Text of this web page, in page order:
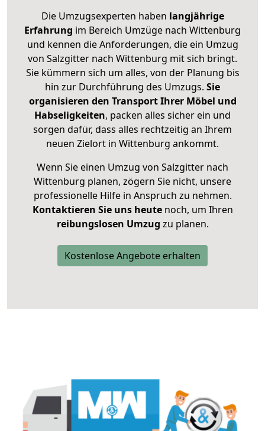
Die Umzugsexperten haben langjährige
Erfahrung im Bereich Umzüge nach Wittenburg
und kennen die Anforderungen, die ein Umzug
von Salzgitter nach Wittenburg mit sich bringt.
Sie kümmern sich um alles, von der Planung bis
hin zur Durchführung des Umzugs. Sie
organisieren den Transport Ihrer Möbel und
Habseligkeiten, packen alles sicher ein und
sorgen dafür, dass alles rechtzeitig an Ihrem
neuen Zielort in Wittenburg ankommt.
Wenn Sie einen Umzug von Salzgitter nach
Wittenburg planen, zögern Sie nicht, unsere
professionelle Hilfe in Anspruch zu nehmen.
Kontaktieren Sie uns heutenoch, um Ihren
reibungslosen Umzug zu planen.
Kostenlose Angebote erhalten